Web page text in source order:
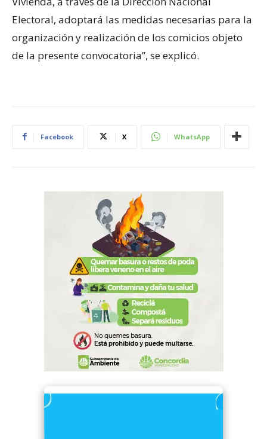
Electoral, adoptará las medidas necesarias para la
organización y realización de los comicios objeto
de la presente convocatoria”, se explicó.
Facebook X WhatsApp